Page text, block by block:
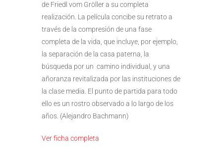
de Friedl vom Gröller a su completa
realización. La película concibe su retrato a
través de la compresión de una fase
completa de la vida, que incluye, por ejemplo,
la separación de la casa paterna, la
búsqueda por un camino individual, y una
añoranza revitalizada por las instituciones de
la clase media. El punto de partida para todo
ello es un rostro observado a lo largo de los
años. (Alejandro Bachmann)
Ver ficha completa